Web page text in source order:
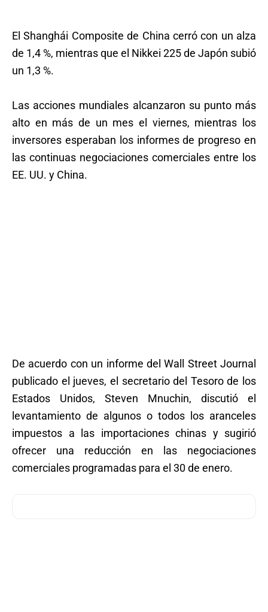
El Shanghái Composite de China cerró con un alza
de 1,4 %, mientras que el Nikkei 225 de Japón subió
un 1,3 %.
Las acciones mundiales alcanzaron su punto más
alto en más de un mes el viernes, mientras los
inversores esperaban los informes de progreso en
las continuas negociaciones comerciales entre los
EE. UU. y China.
De acuerdo con un informe del Wall Street Journal
publicado el jueves, el secretario del Tesoro de los
Estados Unidos, Steven Mnuchin, discutió el
levantamiento de algunos o todos los aranceles
impuestos a las importaciones chinas y sugirió
ofrecer una reducción en las negociaciones
comerciales programadas para el 30 de enero.